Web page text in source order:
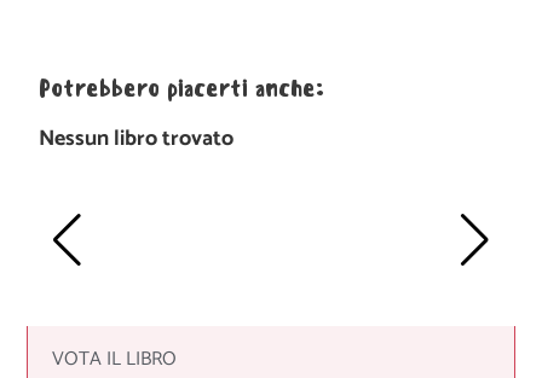
Potrebbero piacerti anche:
Nessun libro trovato
VOTA IL LIBRO